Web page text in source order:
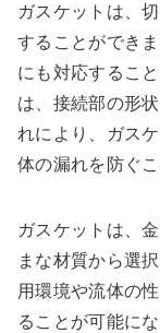
ガスケットは、
することができ
にも対応するこ
は、接続部の形
れにより、ガス
体の漏れを防ぐ
ガスケットは、
まな材質から選
用環境や流体の
ることが可能に